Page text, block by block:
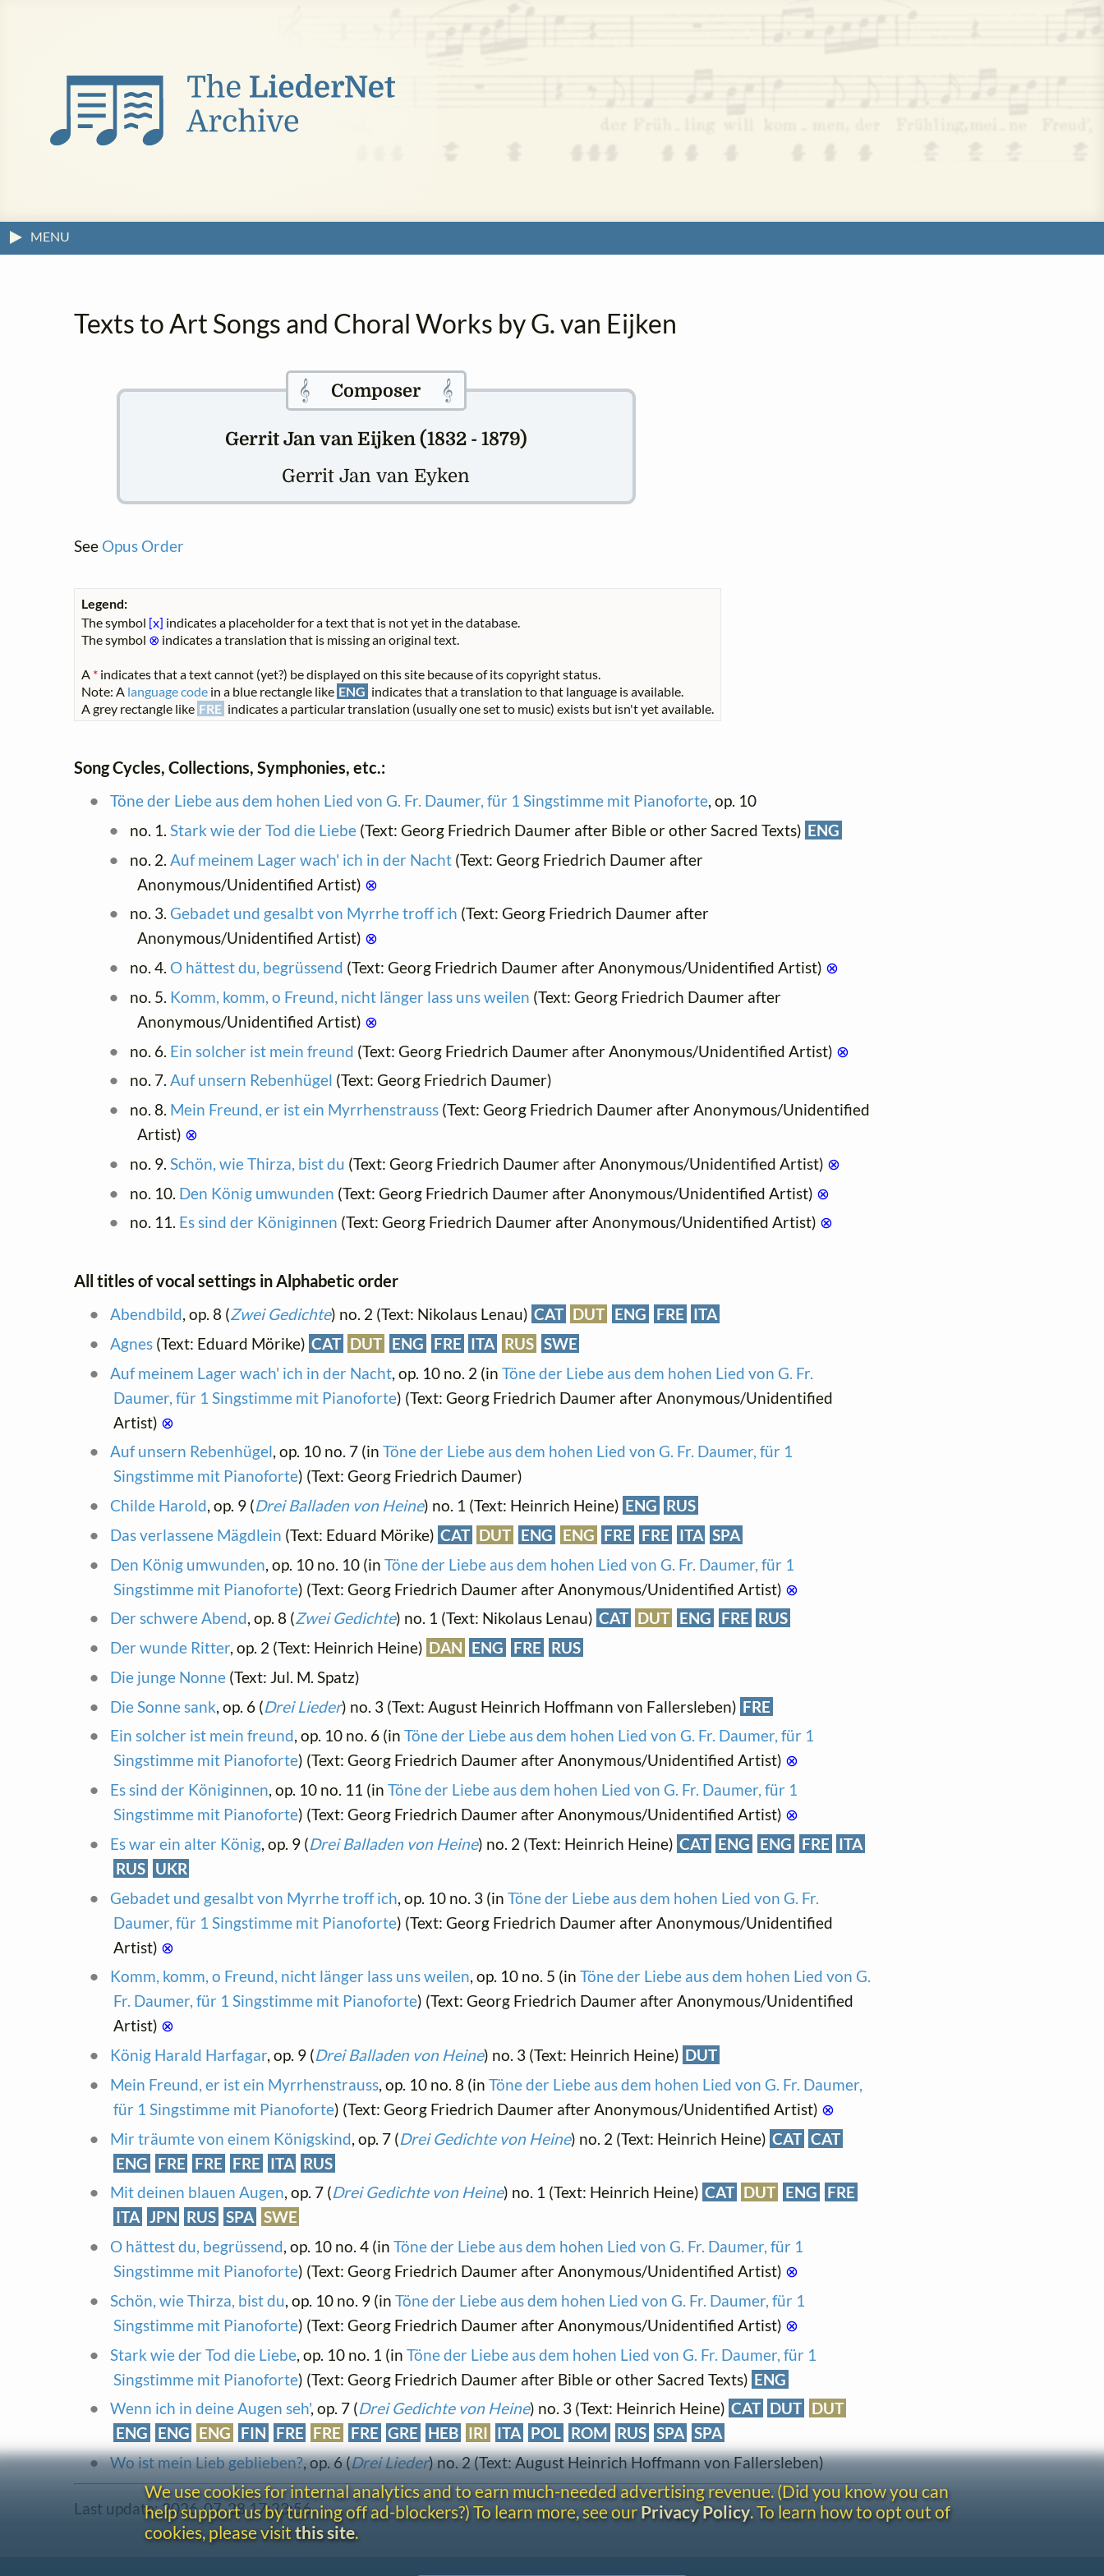
MENU
Texts to Art Songs and Choral Works by G. van Eijken
𝄞 Composer 𝄞
Gerrit Jan van Eijken (1832 - 1879)
Gerrit Jan van Eyken
See Opus Order
Legend:
The symbol [x] indicates a placeholder for a text that is not yet in the database.
The symbol ⊗ indicates a translation that is missing an original text.
A * indicates that a text cannot (yet?) be displayed on this site because of its copyright status.
Note: A language code in a blue rectangle like ENG indicates that a translation to that language is available.
A grey rectangle like FRE indicates a particular translation (usually one set to music) exists but isn't yet available.
Song Cycles, Collections, Symphonies, etc.:
Töne der Liebe aus dem hohen Lied von G. Fr. Daumer, für 1 Singstimme mit Pianoforte, op. 10
no. 1. Stark wie der Tod die Liebe(Text: Georg Friedrich Daumer after Bible or other Sacred Texts) ENG
no. 2. Auf meinem Lager wach' ich in der Nacht(Text: Georg Friedrich Daumer after
Anonymous/Unidentified Artist) ⊗
no. 3. Gebadet und gesalbt von Myrrhe troff ich (Text: Georg Friedrich Daumer after
Anonymous/Unidentified Artist) ⊗
no. 4. O hättest du, begrüssend (Text: Georg Friedrich Daumer after Anonymous/Unidentified Artist) ⊗
no. 5. Komm, komm, o Freund, nicht länger lass uns weilen (Text: Georg Friedrich Daumer after
Anonymous/Unidentified Artist) ⊗
no. 6. Ein solcher ist mein freund (Text: Georg Friedrich Daumer after Anonymous/Unidentified Artist) ⊗
no. 7. Auf unsern Rebenhügel (Text: Georg Friedrich Daumer)
no. 8. Mein Freund, er ist ein Myrrhenstrauss(Text: Georg Friedrich Daumer after Anonymous/Unidentified
Artist) ⊗
no. 9. Schön, wie Thirza, bist du (Text: Georg Friedrich Daumer after Anonymous/Unidentified Artist) ⊗
no. 10. Den König umwunden (Text: Georg Friedrich Daumer after Anonymous/Unidentified Artist) ⊗
no. 11. Es sind der Königinnen (Text: Georg Friedrich Daumer after Anonymous/Unidentified Artist) ⊗
All titles of vocal settings in Alphabetic order
Abendbild, op. 8 (Zwei Gedichte) no. 2 (Text: Nikolaus Lenau) CAT DUT ENG FRE ITA
Agnes(Text: Eduard Mörike) CAT DUT ENG FRE ITA RUS SWE
Auf meinem Lager wach' ich in der Nacht, op. 10 no. 2 (in Töne der Liebe aus dem hohen Lied von G. Fr.
Daumer, für 1 Singstimme mit Pianoforte) (Text: Georg Friedrich Daumer after Anonymous/Unidentified
Artist) ⊗
Auf unsern Rebenhügel, op. 10 no. 7 (in Töne der Liebe aus dem hohen Lied von G. Fr. Daumer, für 1
Singstimme mit Pianoforte) (Text: Georg Friedrich Daumer)
Childe Harold, op. 9 (Drei Balladen von Heine) no. 1 (Text: Heinrich Heine) ENG RUS
Das verlassene Mägdlein (Text: Eduard Mörike) CAT DUT ENG ENG FRE FRE ITA SPA
Den König umwunden, op. 10 no. 10 (in Töne der Liebe aus dem hohen Lied von G. Fr. Daumer, für 1
Singstimme mit Pianoforte) (Text: Georg Friedrich Daumer after Anonymous/Unidentified Artist) ⊗
Der schwere Abend, op. 8 (Zwei Gedichte) no. 1 (Text: Nikolaus Lenau) CAT DUT ENG FRE RUS
Der wunde Ritter, op. 2 (Text: Heinrich Heine) DAN ENG FRE
RUS
Die junge Nonne(Text: Jul. M. Spatz)
Die Sonne sank, op. 6 (Drei Lieder) no. 3 (Text: August Heinrich Hoffmann von Fallersleben) FRE
Ein solcher ist mein freund, op. 10 no. 6 (in Töne der Liebe aus dem hohen Lied von G. Fr. Daumer, für 1
Singstimme mit Pianoforte) (Text: Georg Friedrich Daumer after Anonymous/Unidentified Artist) ⊗
Es sind der Königinnen, op. 10 no. 11 (in Töne der Liebe aus dem hohen Lied von G. Fr. Daumer, für 1
Singstimme mit Pianoforte) (Text: Georg Friedrich Daumer after Anonymous/Unidentified Artist) ⊗
Es war ein alter König, op. 9 (Drei Balladen von Heine) no. 2 (Text: Heinrich Heine) CAT ENG ENG FRE ITA
RUS UKR
Gebadet und gesalbt von Myrrhe troff ich, op. 10 no. 3 (in Töne der Liebe aus dem hohen Lied von G. Fr.
Daumer, für 1 Singstimme mit Pianoforte) (Text: Georg Friedrich Daumer after Anonymous/Unidentified
Artist) ⊗
Komm, komm, o Freund, nicht länger lass uns weilen, op. 10 no. 5 (in Töne der Liebe aus dem hohen Lied von G.
Fr. Daumer, für 1 Singstimme mit Pianoforte) (Text: Georg Friedrich Daumer after Anonymous/Unidentified
Artist) ⊗
König Harald Harfagar, op. 9 (Drei Balladen von Heine) no. 3 (Text: Heinrich Heine) DUT
Mein Freund, er ist ein Myrrhenstrauss, op. 10 no. 8 (in Töne der Liebe aus dem hohen Lied von G. Fr. Daumer,
für 1 Singstimme mit Pianoforte) (Text: Georg Friedrich Daumer after Anonymous/Unidentified Artist) ⊗
Mir träumte von einem Königskind, op. 7 (Drei Gedichte von Heine) no. 2 (Text: Heinrich Heine) CAT CAT
ENG
FRE FRE FRE ITA RUS
Mit deinen blauen Augen, op. 7 (Drei Gedichte von Heine) no. 1 (Text: Heinrich Heine) CAT DUT ENG
FRE
ITA JPN RUS SPA SWE
O hättest du, begrüssend, op. 10 no. 4 (in Töne der Liebe aus dem hohen Lied von G. Fr. Daumer, für 1
Singstimme mit Pianoforte) (Text: Georg Friedrich Daumer after Anonymous/Unidentified Artist) ⊗
Schön, wie Thirza, bist du, op. 10 no. 9 (in Töne der Liebe aus dem hohen Lied von G. Fr. Daumer, für 1
Singstimme mit Pianoforte) (Text: Georg Friedrich Daumer after Anonymous/Unidentified Artist) ⊗
Stark wie der Tod die Liebe, op. 10 no. 1 (in Töne der Liebe aus dem hohen Lied von G. Fr. Daumer, für 1
Singstimme mit Pianoforte) (Text: Georg Friedrich Daumer after Bible or other Sacred Texts) ENG
Wenn ich in deine Augen seh', op. 7 (Drei Gedichte von Heine) no. 3 (Text: Heinrich Heine) CAT DUT DUT
ENG
ENG ENG FIN FRE FRE FRE GRE HEB IRI ITA POL ROM RUS SPA SPA
Wo ist mein Lieb geblieben?, op. 6 (Drei Lieder) no. 2 (Text: August Heinrich Hoffmann von Fallersleben)
Last update: 2026-07-28 17:23:56
We use cookies for internal analytics and to earn much-needed advertising revenue. (Did you know you can
help support us by turning off ad-blockers?) To learn more, see ourPrivacy Policy. To learn how to opt out of
cookies, please visit this site.